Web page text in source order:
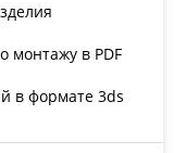
монтажу в PDF
в формате 3ds